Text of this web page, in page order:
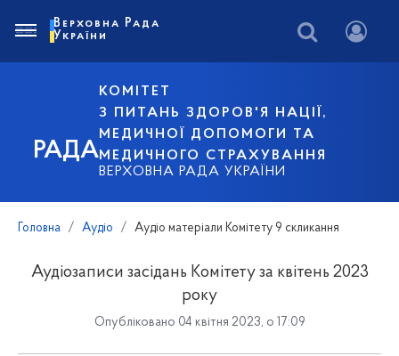
РАДА
КОМІТЕТ
З ПИТАНЬ ЗДОРОВ'Я НАЦІЇ,
МЕДИЧНОЇ ДОПОМОГИ ТА
МЕДИЧНОГО СТРАХУВАННЯ
ВЕРХОВНА РАДА УКРАЇНИ
Верховна Рада
України
Головна Аудіо Аудіо матеріали Комітету 9 скликання
Аудіозаписи засідань Комітету за квітень 2023
року
Опубліковано 04 квітня 2023, о 17:09